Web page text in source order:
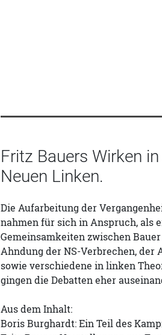
Fritz Bauers Wirken
Neuen Linken.
Die Aufarbeitung der
nahmen für sich in Anspruch, als
Gemeinsamkeiten zwischen
Ahndung der NS-Verbrechen, der
sowie verschiedene in linken
gingen die Debatten eher
Aus dem Inhalt:
Boris Burghardt: Ein Teil des